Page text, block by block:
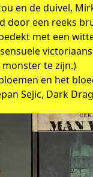
en de duivel,
een reeks
met een
te zijn.)
en het
Sejic, Dark